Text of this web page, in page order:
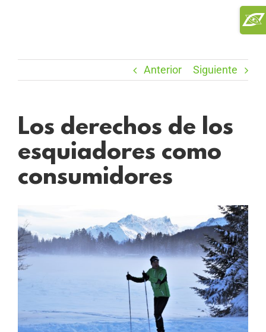
Anterior Siguiente
Los derechos de los
esquiadores como
consumidores
Ver
imagen
más
grande
Area